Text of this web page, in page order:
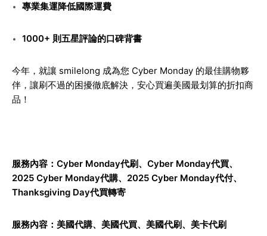
專業集運降低國際運費
1000+ 則五星評論的口碑背書
今年，就讓 smilelong 成為您 Cyber Monday 的最佳購物夥
伴，讓刷不過的困擾徹底解決，安心買遍美國最划算的折扣商
品！
服務內容： Cyber Monday代刷、 Cyber Monday代買、
2025 Cyber Monday代購、2025 Cyber Monday代付、
Thanksgiving Day代買轉寄
服務內容： 美國代購、 美國代買、 美國代刷、 美卡代刷